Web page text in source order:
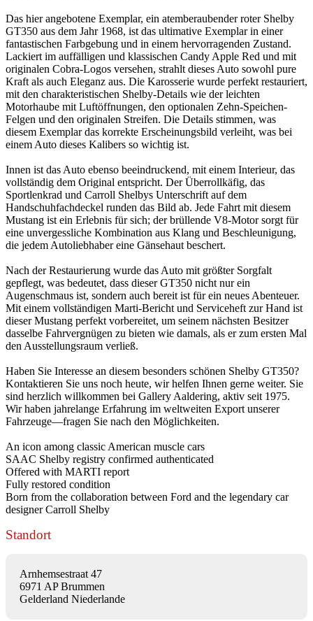
Das hier angebotene Exemplar, ein atemberaubender roter Shelby
GT350 aus dem Jahr 1968, ist das ultimative Exemplar in einer
fantastischen Farbgebung und in einem hervorragenden Zustand.
Lackiert im auffälligen und klassischen Candy Apple Red und mit
originalen Cobra-Logos versehen, strahlt dieses Auto sowohl pure
Kraft als auch Eleganz aus. Die Karosserie wurde perfekt restauriert,
mit den charakteristischen Shelby-Details wie der leichten
Motorhaube mit Luftöffnungen, den optionalen Zehn-Speichen-
Felgen und den originalen Streifen. Die Details stimmen, was
diesem Exemplar das korrekte Erscheinungsbild verleiht, was bei
einem Auto dieses Kalibers so wichtig ist.
Innen ist das Auto ebenso beeindruckend, mit einem Interieur, das
vollständig dem Original entspricht. Der Überrollkäfig, das
Sportlenkrad und Carroll Shelbys Unterschrift auf dem
Handschuhfachdeckel runden das Bild ab. Jede Fahrt mit diesem
Mustang ist ein Erlebnis für sich; der brüllende V8-Motor sorgt für
eine unvergessliche Kombination aus Klang und Beschleunigung,
die jedem Autoliebhaber eine Gänsehaut beschert.
Nach der Restaurierung wurde das Auto mit größter Sorgfalt
gepflegt, was bedeutet, dass dieser GT350 nicht nur ein
Augenschmaus ist, sondern auch bereit ist für ein neues Abenteuer.
Mit einem vollständigen Marti-Bericht und Serviceheft zur Hand ist
dieser Mustang perfekt vorbereitet, um seinem nächsten Besitzer
dasselbe Fahrvergnügen zu bieten wie damals, als er zum ersten Mal
den Ausstellungsraum verließ.
Haben Sie Interesse an diesem besonders schönen Shelby GT350?
Kontaktieren Sie uns noch heute, wir helfen Ihnen gerne weiter. Sie
sind herzlich willkommen bei Gallery Aaldering, aktiv seit 1975.
Wir haben jahrelange Erfahrung im weltweiten Export unserer
Fahrzeuge—fragen Sie nach den Möglichkeiten.
An icon among classic American muscle cars
SAAC Shelby registry confirmed authenticated
Offered with MARTI report
Fully restored condition
Born from the collaboration between Ford and the legendary car
designer Carroll Shelby
Standort
Arnhemsestraat 47
6971 AP Brummen
Gelderland Niederlande